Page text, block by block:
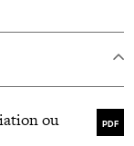
PDF
ou